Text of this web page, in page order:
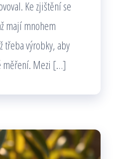
Ke zjištění se
mají mnohem
třeba výrobky, aby
měření. Mezi […]